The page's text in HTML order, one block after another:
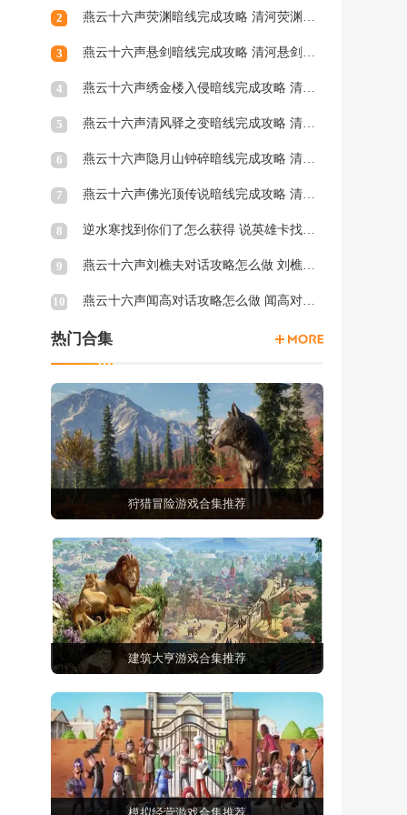
2 燕云十六声荧渊暗线完成攻略 清河荧渊暗涌怎么触发
3 燕云十六声悬剑暗线完成攻略 清河悬剑暗涌怎么触发
4 燕云十六声绣金楼入侵暗线完成攻略 清河绣金楼入侵暗涌怎么触发
5 燕云十六声清风驿之变暗线完成攻略 清河清风驿之变暗涌怎么触发
6 燕云十六声隐月山钟碎暗线完成攻略 清河隐月山钟碎暗涌怎么触发
7 燕云十六声佛光顶传说暗线完成攻略 清河佛光顶传说暗涌怎么触发
8 逆水寒找到你们了怎么获得 说英雄卡找到你们了获得方法
9 燕云十六声刘樵夫对话攻略怎么做 刘樵夫对话结交攻略一览
10 燕云十六声闻高对话攻略怎么做 闻高对话结交攻略一览
热门合集
狩猎冒险游戏合集推荐
建筑大亨游戏合集推荐